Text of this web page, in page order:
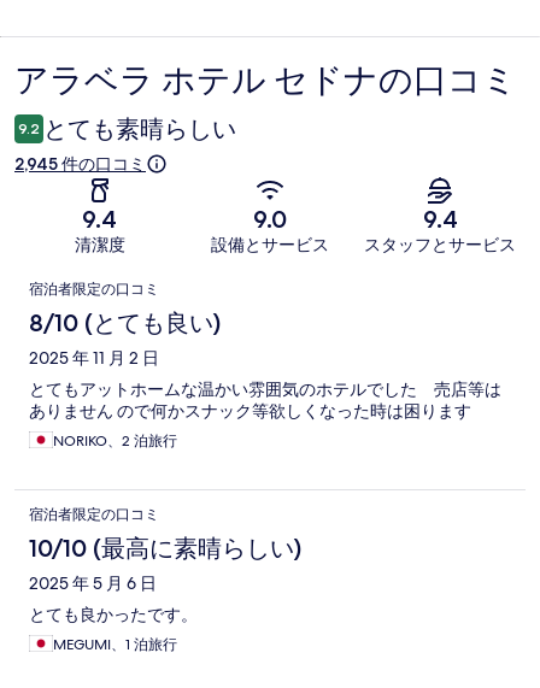
口
コ
ミ
アラベラ ホテル セドナの口コミ
9.2 とても素晴らしい
2,945 件の口コミ
9.4
清潔度
9.0
設備とサービス
9.4
スタッフとサービス
口
コ
ミ
宿泊者限定の口コミ
8/10 (とても良い)
2025 年 11 月 2 日
とてもアットホームな温かい雰囲気のホテルでした 売店等は
ありません ので何かスナック等欲しくなった時は困ります
NORIKO、2 泊旅行
宿泊者限定の口コミ
10/10 (最高に素晴らしい)
2025 年 5 月 6 日
とても良かったです。
MEGUMI、1 泊旅行